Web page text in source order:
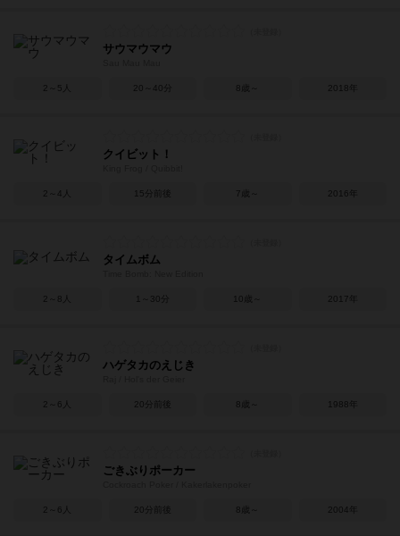
サウマウマウ
2～5人 20～40分 8歳～ 2018年
クイビット！
2～4人 15分前後 7歳～ 2016年
タイムボム
2～8人 1～30分 10歳～ 2017年
ハゲタカのえじき
2～6人 20分前後 8歳～ 1988年
ごきぶりポーカー
2～6人 20分前後 8歳～ 2004年